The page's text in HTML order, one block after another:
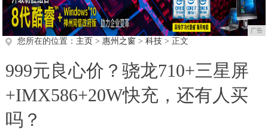
广告
您所在的位置： 主页 > 惠州之窗> 科技> 正文
999元良心价？骁龙710+​三星屏
+IMX586+20W快充，还有人买
吗？